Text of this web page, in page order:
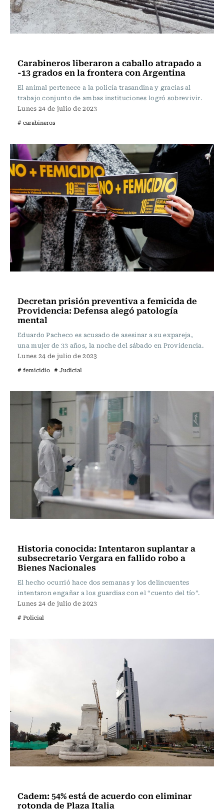
Carabineros liberaron a caballo atrapado a
-13 grados en la frontera con Argentina
El animal pertenece a la policía trasandina y gracias al
trabajo conjunto de ambas instituciones logró sobrevivir.
Lunes 24 de julio de 2023
# carabineros
Decretan prisión preventiva a femicida de
Providencia: Defensa alegó patología
mental
Eduardo Pacheco es acusado de asesinar a su expareja,
una mujer de 33 años, la noche del sábado en Providencia.
Lunes 24 de julio de 2023
# femicidio # Judicial
Historia conocida: Intentaron suplantar a
subsecretario Vergara en fallido robo a
Bienes Nacionales
El hecho ocurrió hace dos semanas y los delincuentes
intentaron engañar a los guardias con el “cuento del tío”.
Lunes 24 de julio de 2023
# Policial
Cadem: 54% está de acuerdo con eliminar
rotonda de Plaza Italia